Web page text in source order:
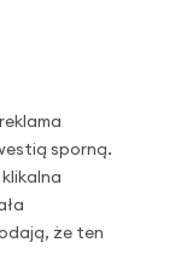
sporną.
że ten